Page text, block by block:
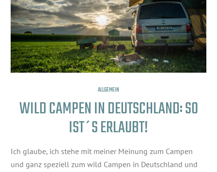
ALLGEMEIN
WILD CAMPEN IN DEUTSCHLAND: SO
IST´S ERLAUBT!
Ich glaube, ich stehe mit meiner Meinung zum Campen
und ganz speziell zum wild Campen in Deutschland und